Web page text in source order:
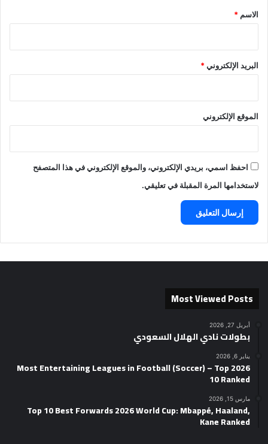
*
الاسم *
البريد الإلكتروني*
الموقع الإلكتروني
احفظ اسمي، بريدي الإلكتروني، والموقع الإلكتروني في هذا المتصفح
لاستخدامها المرة المقبلة في تعليقي.
Most Viewed Posts
أبريل 27, 2026
بطولات نادي الهلال السعودي
يناير 6, 2026
2026 Most Entertaining Leagues in Football (Soccer) – Top
10 Ranked
مارس 15, 2026
Top 10 Best Forwards 2026 World Cup: Mbappé, Haaland,
Kane Ranked